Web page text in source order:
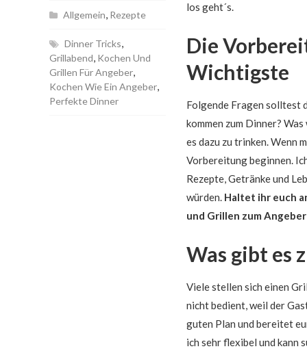
Allgemein, Rezepte
Dinner Tricks,
Grillabend, Kochen Und
Grillen Für Angeber,
Kochen Wie Ein Angeber,
Perfekte Dinner
los geht´s.
Die
Wichtigste
Folgende Fragen solltest
kommen zum Dinner?
es dazu zu trinken. Wenn
Vorbereitung beginnen.
Rezepte, Getränke und
würden. Haltet ihr euch
und Grillen zum Angeber
Was gibt es
Viele stellen sich einen
nicht bedient, weil der
guten Plan und bereitet
ich sehr flexibel und kann